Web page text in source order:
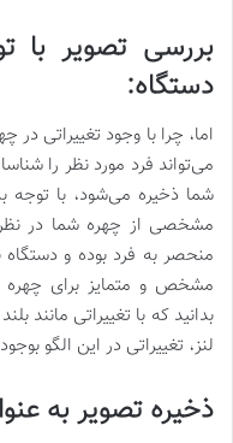
بررسی تصویر با
دستگاه:
اما، چرا با وجود تغییراتی
می‌تواند فرد مورد نظر را
شما ذخیره می‌شود، با توجه
مشخصی از چهره شما در
منحصر به فرد بوده و
مشخص و متمایز برای
بدانید که با تغییراتی مانند
لنز، تغییراتی در این الگو
ذخیره تصویر به